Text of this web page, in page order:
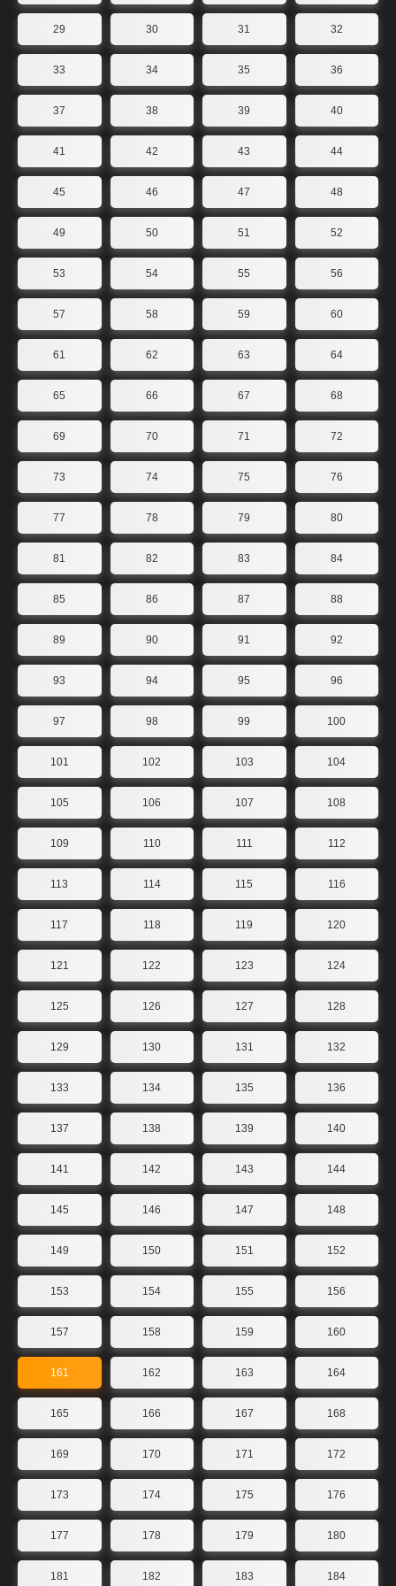
29 30 31 32
33 34 35 36
37 38 39 40
41 42 43 44
45 46 47 48
49 50 51 52
53 54 55 56
57 58 59 60
61 62 63 64
65 66 67 68
69 70 71 72
73 74 75 76
77 78 79 80
81 82 83 84
85 86 87 88
89 90 91 92
93 94 95 96
97 98 99 100
101 102 103 104
105 106 107 108
109 110 111 112
113 114 115 116
117 118 119 120
121 122 123 124
125 126 127 128
129 130 131 132
133 134 135 136
137 138 139 140
141 142 143 144
145 146 147 148
149 150 151 152
153 154 155 156
157 158 159 160
161 162 163 164
165 166 167 168
169 170 171 172
173 174 175 176
177 178 179 180
181 182 183 184